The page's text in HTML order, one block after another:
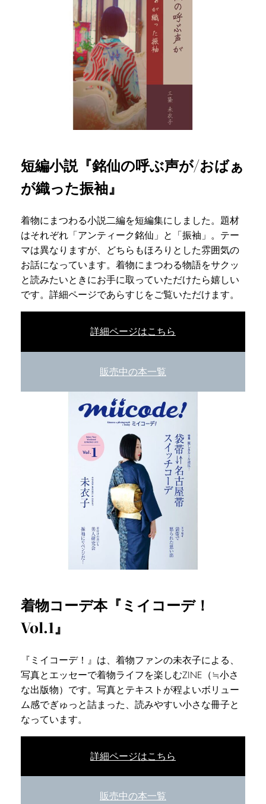
短編小説『銘仙の呼ぶ声が/おばぁ
が織った振袖』
着物にまつわる小説二編を短編集にしました。題材
はそれぞれ「アンティーク銘仙」と「振袖」。テー
マは異なりますが、どちらもほろりとした雰囲気の
お話になっています。着物にまつわる物語をサクッ
と読みたいときにお手に取っていただけたら嬉しい
です。詳細ページであらすじをご覧いただけます。
詳細ページはこちら
販売中の本一覧
着物コーデ本『ミイコーデ！
Vol.1』
『ミイコーデ！』は、着物ファンの未衣子による、
写真とエッセーで着物ライフを楽しむZINE（≒小さ
な出版物）です。写真とテキストが程よいボリュー
ム感でぎゅっと詰まった、読みやすい小さな冊子と
なっています。
詳細ページはこちら
販売中の本一覧